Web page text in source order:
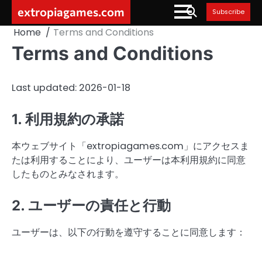
content
extropiagames.com Subscribe
Home Terms and Conditions
Terms and Conditions
Last updated: 2026-01-18
1. 利用規約の承諾
本ウェブサイト「extropiagames.com」にアクセスま
たは利用することにより、ユーザーは本利用規約に同意
したものとみなされます。
2. ユーザーの責任と行動
ユーザーは、以下の行動を遵守することに同意します：